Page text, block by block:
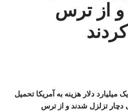
و از ترس
دلار هزینه به آمریکا تحمیل
تزلزل شدند و از ترس